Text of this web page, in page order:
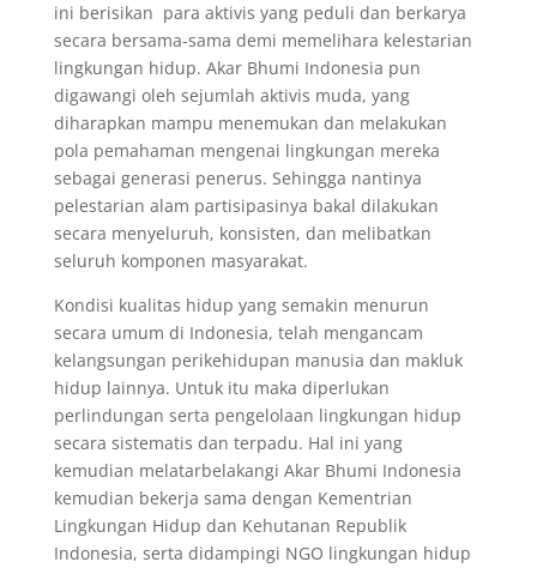
ini berisikan para aktivis yang peduli dan berkarya
secara bersama-sama demi memelihara kelestarian
lingkungan hidup. Akar Bhumi Indonesia pun
digawangi oleh sejumlah aktivis muda, yang
diharapkan mampu menemukan dan melakukan
pola pemahaman mengenai lingkungan mereka
sebagai generasi penerus. Sehingga nantinya
pelestarian alam partisipasinya bakal dilakukan
secara menyeluruh, konsisten, dan melibatkan
seluruh komponen masyarakat.
Kondisi kualitas hidup yang semakin menurun
secara umum di Indonesia, telah mengancam
kelangsungan perikehidupan manusia dan makluk
hidup lainnya. Untuk itu maka diperlukan
perlindungan serta pengelolaan lingkungan hidup
secara sistematis dan terpadu. Hal ini yang
kemudian melatarbelakangi Akar Bhumi Indonesia
kemudian bekerja sama dengan Kementrian
Lingkungan Hidup dan Kehutanan Republik
Indonesia, serta didampingi NGO lingkungan hidup